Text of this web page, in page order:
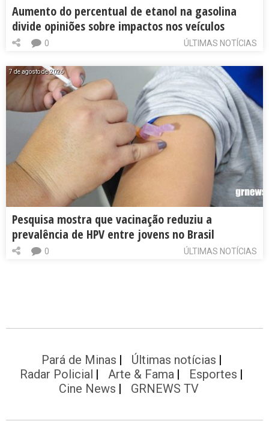
Aumento do percentual de etanol na gasolina
divide opiniões sobre impactos nos veículos
ÚLTIMAS NOTÍCIAS
0
7 de agosto de 2026
Pesquisa mostra que vacinação reduziu a
prevalência de HPV entre jovens no Brasil
ÚLTIMAS NOTÍCIAS
0
Pará de Minas
Últimas notícias
Radar Policial
Arte & Fama
Esportes
Cine News
GRNEWS TV